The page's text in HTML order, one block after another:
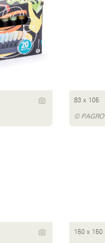
83 x 105
©
150 x 150